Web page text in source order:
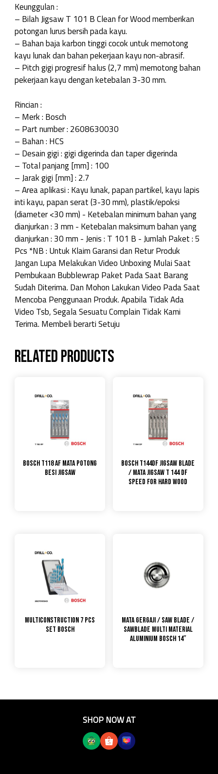
Keunggulan :
– Bilah Jigsaw T 101 B Clean for Wood memberikan
potongan lurus bersih pada kayu.
– Bahan baja karbon tinggi cocok untuk memotong
kayu lunak dan bahan pekerjaan kayu non-abrasif.
– Pitch gigi progresif halus (2,7 mm) memotong bahan
pekerjaan kayu dengan ketebalan 3-30 mm.
Rincian :
– Merk : Bosch
– Part number : 2608630030
– Bahan : HCS
– Desain gigi : gigi digerinda dan taper digerinda
– Total panjang [mm] : 100
– Jarak gigi [mm] : 2.7
– Area aplikasi : Kayu lunak, papan partikel, kayu lapis
inti kayu, papan serat (3-30 mm), plastik/epoksi
(diameter <30 mm) - Ketebalan minimum bahan yang
dianjurkan : 3 mm - Ketebalan maksimum bahan yang
dianjurkan : 30 mm - Jenis : T 101 B - Jumlah Paket : 5
Pcs *NB : Untuk Klaim Garansi dan Retur Produk
Jangan Lupa Melakukan Video Unboxing Mulai Saat
Pembukaan Bubblewrap Paket Pada Saat Barang
Sudah Diterima. Dan Mohon Lakukan Video Pada Saat
Mencoba Penggunaan Produk. Apabila Tidak Ada
Video Tsb, Segala Sesuatu Complain Tidak Kami
Terima. Membeli berarti Setuju
Related products
Bosch T118 AF Mata Potong
Besi Jigsaw
Bosch T144DF Jigsaw Blade
/ Mata Jigsaw T 144 DF
Speed for Hard Wood
Multiconstruction 7 pcs
Set Bosch
Mata Gergaji / Saw Blade /
Sawblade Multi Material
Aluminium Bosch 14″
SHOP NOW AT